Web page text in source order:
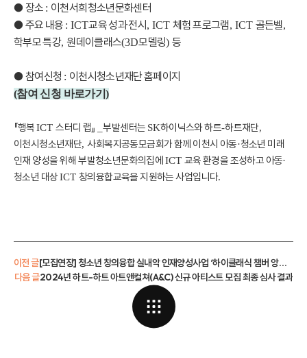
● 장소 : 이천서희청소년문화센터
● 주요 내용 : ICT교육 성과 전시 , ICT체험 프로그램, ICT 골든벨,
학부모 특강,원데이클래스(3D모델링)등
● 참여신청 : 이천시청소년재단 홈페이지
(참여 신청 바로가기 )
『행복ICT스터디 랩』 _부발센터는 SK하이닉스와 하트-하트재단,
이천시청소년재단,사회복지공동모금회가 함께 이천시 아동·청소년 미래
인재 양성을 위해 부발청소년문화의집에ICT 교육 환경을 조성하고 아동·
청소년 대상ICT 창의융합교육을 지원하는 사업입니다.
이전 글
[모집연장] 청소년 창의융합 실내악 인재양성사업 ‘하이클래식 챔버 앙상블’ 장학생 모집
2024년 하트-하트 아트앤컬쳐(A&C) 신규 아티스트 모집 최종 심사 결과
다음 글